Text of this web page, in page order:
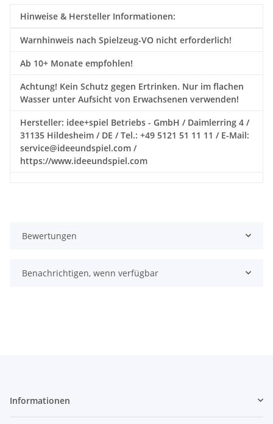
Hinweise & Hersteller Informationen:
Warnhinweis nach Spielzeug-VO nicht erforderlich!
Ab 10+ Monate empfohlen!
Achtung! Kein Schutz gegen Ertrinken. Nur im flachen
Wasser unter Aufsicht von Erwachsenen verwenden!
Hersteller: idee+spiel Betriebs - GmbH / Daimlerring 4 /
31135 Hildesheim / DE / Tel.: +49 5121 51 11 11 / E-Mail:
service@ideeundspiel.com /
https://www.ideeundspiel.com
Bewertungen
Benachrichtigen, wenn verfügbar
Informationen